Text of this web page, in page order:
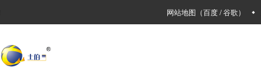
网站地图 （百度/谷歌）